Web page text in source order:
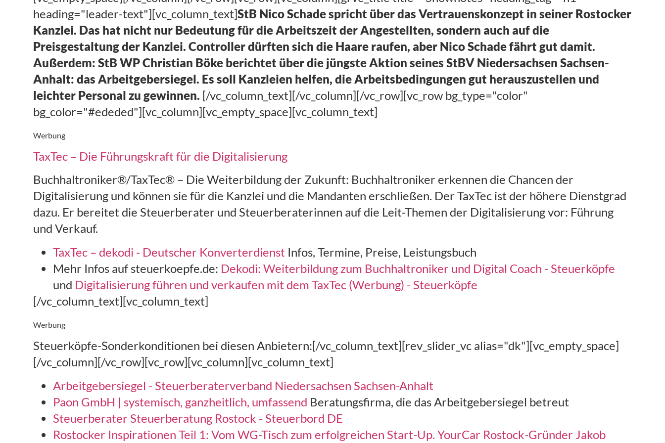
heading="leader-text"][vc_column_text]StB Nico Schade spricht über das Vertrauenskonzept in seiner Rostocker
Kanzlei. Das hat nicht nur Bedeutung für die Arbeitszeit der Angestellten, sondern auch auf die
Preisgestaltung der Kanzlei. Controller dürften sich die Haare raufen, aber Nico Schade fährt gut damit.
Außerdem: StB WP Christian Böke berichtet über die jüngste Aktion seines StBV Niedersachsen Sachsen-
Anhalt: das Arbeitgebersiegel. Es soll Kanzleien helfen, die Arbeitsbedingungen gut herauszustellen und
leichter Personal zu gewinnen. [/vc_column_text][/vc_column][/vc_row][vc_row bg_type="color"
bg_color="#ededed"][vc_column][vc_empty_space][vc_column_text]
Werbung
TaxTec – Die Führungskraft für die Digitalisierung
Buchhaltroniker®/TaxTec® – Die Weiterbildung der Zukunft: Buchhaltroniker erkennen die Chancen der
Digitalisierung und können sie für die Kanzlei und die Mandanten erschließen. Der TaxTec ist der höhere Dienstgrad
dazu. Er bereitet die Steuerberater und Steuerberaterinnen auf die Leit-Themen der Digitalisierung vor: Führung
und Verkauf.
TaxTec – dekodi - Deutscher Konverterdienst Infos, Termine, Preise, Leistungsbuch
Mehr Infos auf steuerkoepfe.de: Dekodi: Weiterbildung zum Buchhaltroniker und Digital Coach - Steuerköpfe
und Digitalisierung führen und verkaufen mit dem TaxTec (Werbung) - Steuerköpfe
[/vc_column_text][vc_column_text]
Werbung
Steuerköpfe-Sonderkonditionen bei diesen Anbietern:[/vc_column_text][rev_slider_vc alias="dk"][vc_empty_space]
[/vc_column][/vc_row][vc_row][vc_column][vc_column_text]
Arbeitgebersiegel - Steuerberaterverband Niedersachsen Sachsen-Anhalt
Paon GmbH | systemisch, ganzheitlich, umfassend Beratungsfirma, die das Arbeitgebersiegel betreut
Steuerberater Steuerberatung Rostock - Steuerbord DE
Rostocker Inspirationen Teil 1: Vom WG-Tisch zum erfolgreichen Start-Up. YourCar Rostock-Gründer Jakob